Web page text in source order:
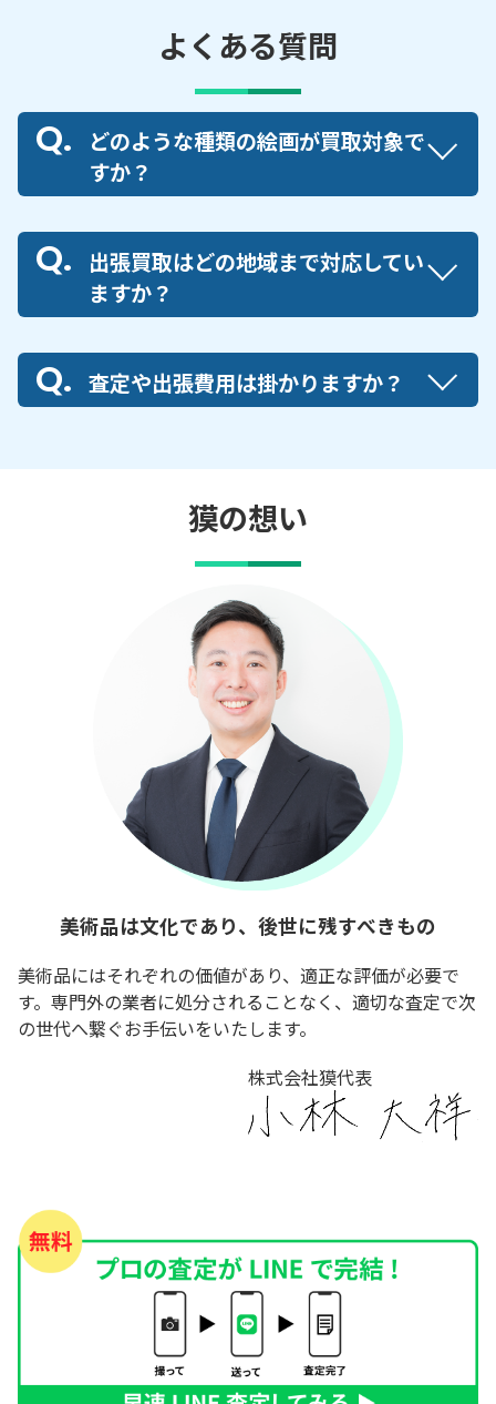
安城市・刈谷市など、周辺地域からのご依
よくある質問
どのような種類の絵画が買取対象で
すか？
出張買取はどの地域まで対応してい
ますか？
査定や出張費用は掛かりますか？
獏の想い
美術品は文化であり、後世に残すべきもの
美術品にはそれぞれの価値があり、適正な評価が必要で
す。専門外の業者に処分されることなく、適切な査定で次
の世代へ繋ぐお手伝いをいたします。
株式会社獏代表